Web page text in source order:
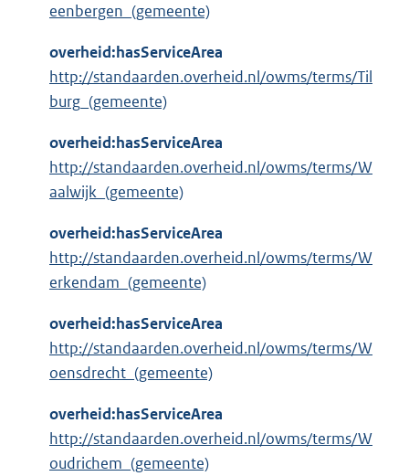
eenbergen_(gemeente)
overheid:hasServiceArea
http://standaarden.overheid.nl/owms/terms/Til
burg_(gemeente)
overheid:hasServiceArea
http://standaarden.overheid.nl/owms/terms/W
aalwijk_(gemeente)
overheid:hasServiceArea
http://standaarden.overheid.nl/owms/terms/W
erkendam_(gemeente)
overheid:hasServiceArea
http://standaarden.overheid.nl/owms/terms/W
oensdrecht_(gemeente)
overheid:hasServiceArea
http://standaarden.overheid.nl/owms/terms/W
oudrichem_(gemeente)